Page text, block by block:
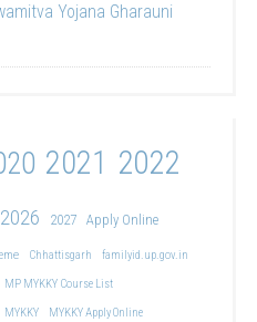
Yojana Gharauni
2021 2022
2026 2027 Apply Online
Chhattisgarh familyid.up.gov.in
MP MYKKY Course List
MYKKY
MYKKY Apply Online